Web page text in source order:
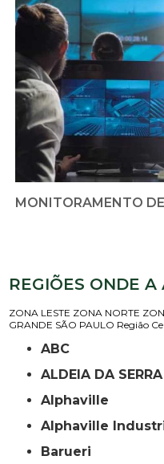
MONITORAMENTO
REGIÕES ONDE A
ZONA LESTE ZONA NORTE
GRANDE SÃO PAULO Região
ABC
ALDEIA DA SERRA
Alphaville
Alphaville
Barueri